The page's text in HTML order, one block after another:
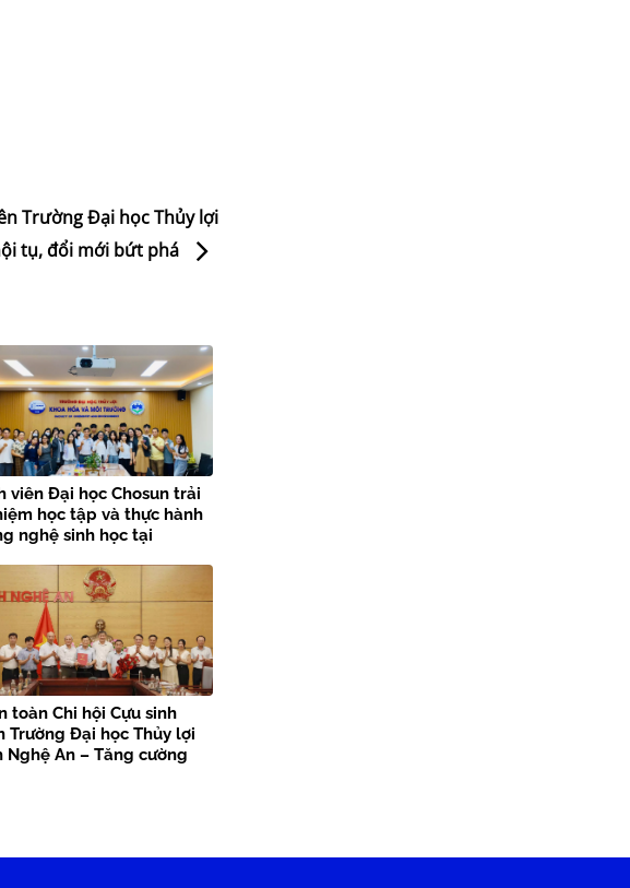
Trường Đại học Thủy lợi
tụ, đổi mới bứt phá
viên Đại học Chosun trải
học tập và thực hành
nghệ sinh học tại
toàn Chi hội Cựu sinh
Trường Đại học Thủy lợi
Nghệ An – Tăng cường